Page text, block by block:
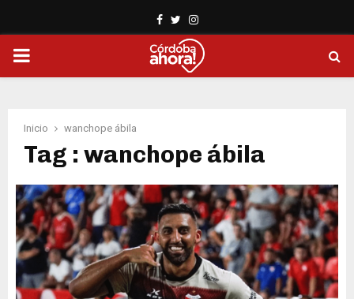
Facebook
TwitterInstagram
PRIMARY
Inicio wanchope ábila
Tag : wanchope ábila